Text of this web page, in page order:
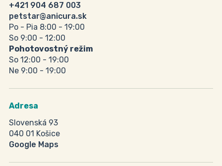
+421 904 687 003
petstar@anicura.sk
Po - Pia 8:00 - 19:00
So 9:00 - 12:00
Pohotovostný režim
So 12:00 - 19:00
Ne 9:00 - 19:00
Adresa
Slovenská 93
040 01 Košice
Google Maps